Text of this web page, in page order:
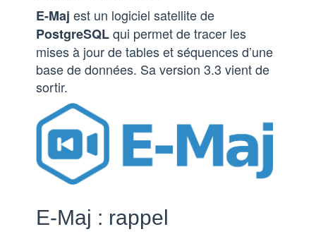
E-Maj est un logiciel satellite de
PostgreSQLqui permet de tracer les
mises à jour de tables et séquences d’une
base de données. Sa version 3.3 vient de
sortir.
E-Maj : rappel